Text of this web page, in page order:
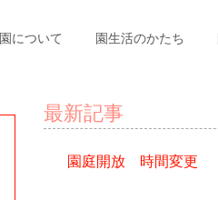
園について 園生活のかたち
最新記事
園庭開放 時間変更